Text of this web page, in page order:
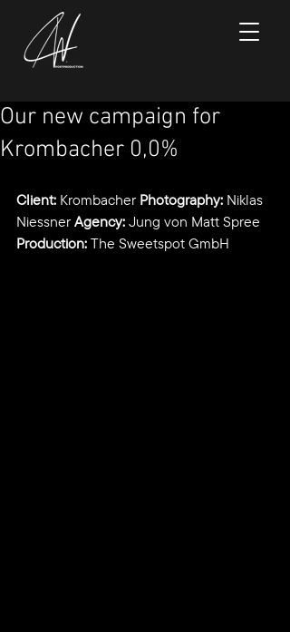
Our new campaign for
Krombacher 0,0%
Client: Krombacher Photography: Niklas
Niessner Agency: Jung von Matt Spree
Production: The Sweetspot GmbH